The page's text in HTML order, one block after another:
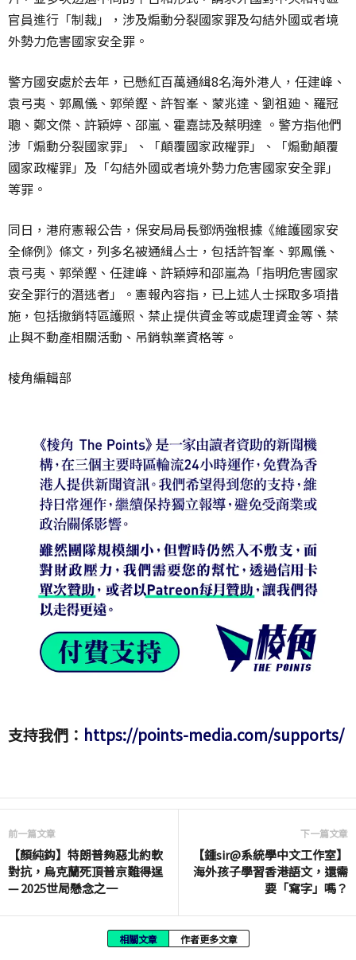
官員進行「制裁」，涉及煽動分裂國家罪及勾結外國或者境
外勢力危害國家安全罪。
警方國安處於去年，已懸紅百萬通緝8名海外港人，任建峰、
袁弓夷、郭鳳儀、郭榮鏗、許智峯、蒙兆達、劉祖廸、羅冠
聰、鄭文傑、許穎婷、邵嵐、霍嘉誌及蔡明達 。警方指他們
涉「煽動分裂國家罪」、「顛覆國家政權罪」、「煽動顛覆
國家政權罪」及「勾結外國或者境外勢力危害國家安全罪」
等罪。
同日，港府憲報公告，保安局局長鄧炳強根據《維護國家安
全條例》條文，列多名被通緝亼士，包括許智峯、郭鳳儀、
袁弓夷、郭榮鏗、任建峰、許穎婷和邵嵐為「指明危害國家
安全罪行的潛逃者」。憲報內容指，已上述人士採取多項措
施，包括撤銷特區護照、禁止提供資金等或處理資金等、禁
止與不動產相關活動、吊銷執業資格等。
棱角編輯部
支持我們： https://points-media.com/supports/
前一篇文章
【顏純鈎】特朗普夠惡北約軟
對抗，烏克蘭死頂普京難得逞
— 2025世局懸念之一
下一篇文章
【鍾sir@系統學中文工作室】
海外孩子學習香港語文，還需
要「寫字」嗎？
相關文章 作者更多文章